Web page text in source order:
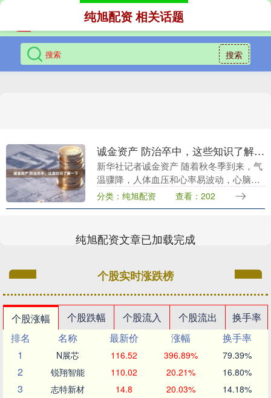
搜索
纯旭配资 相关话题
诚金资产 防治卒中，这些知识了解一下
新华社记者诚金资产 随着秋冬季到来，气
温骤降，人体血压和心率易波动，心脑血
管病患者发生卒中的风险增加。哪些人群
应该重点做好预防？出现卒中时应怎样急
分类：纯旭配资 查看：202
纯旭配资文章已加载完成
个股实时涨跌榜
个股涨幅 个股跌幅 个股流入 个股流出
换手率
排名
名称 最新价 涨幅
换手率
1
N展芯 116.52 396.89% 79.39%
2 锐翔智能 110.02 20.21% 16.80%
3 志特新材 14.8 20.03% 14.18%